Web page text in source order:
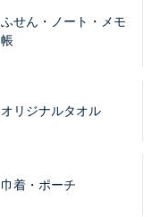
ふせん・ノート・メモ
帳
オリジナルタオル
巾着・ポーチ